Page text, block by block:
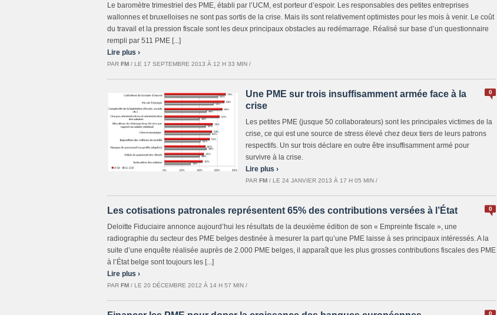
Le baromètre trimestriel des PME, établi par l’UCM, est porteur d’espoir. Les responsables des petites entreprises
wallonnes et bruxelloises ne sont pas sortis de la crise. Mais ils sont relativement optimistes pour les mois à venir. Le coût
du travail et la pression fiscale sont les deux principaux obstacles au redémarrage. Réalisé sur base d’un questionnaire
rempli par 511 PME [...]
Lire plus ›
PAR FM / LE 17 SEPTEMBRE 2013 À 12 H 33 MIN /
0
Une PME sur trois insuffisamment armée face à la
crise
Les petites PME (jusque 50 collaborateurs) sont les principales victimes de la
crise, ce qui est une source de stress élevé chez deux tiers de leurs patrons
respectifs. Un sur trois déclare en outre être insuffisamment armé pour
survivre à la crise.
Lire plus ›
PAR FM / LE 24 JANVIER 2013 À 17 H 05 MIN /
0
Les cotisations patronales représentent 65% des contributions versées à l’État
Deloitte Fiduciaire annonce aujourd’hui les résultats de la deuxième édition de son « Empreinte fiscale », une
radiographie du secteur des PME belges destinée à mesurer la part qu’une PME laisse à ses principaux intéressés. A la
suite d’une enquête réalisée auprès de 2.000 PME belges, il apparaît que les plus grosses contributions fiscales des PME
à l’État belge sont toujours les [...]
Lire plus ›
PAR FM / LE 20 DÉCEMBRE 2012 À 14 H 57 MIN /
0